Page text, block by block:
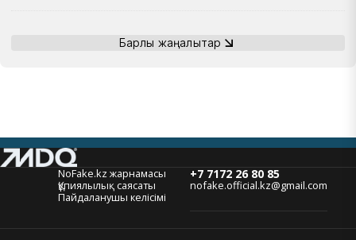
Барлық жаңалықтар
+7 7172 26 80 85
nofake.official.kz@gmail.com
NoFake.kz жарнамасы
Құпиялылық саясаты
Пайдаланушы келісімі